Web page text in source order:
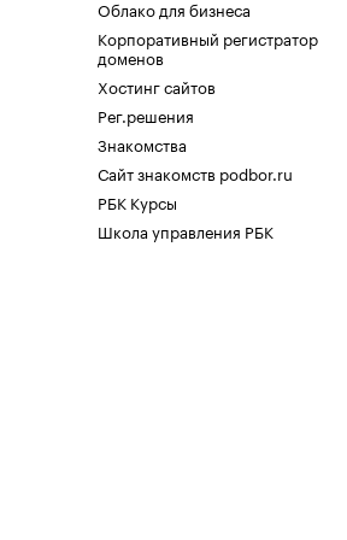
Облако для бизнеса
Корпоративный регистратор
доменов
Хостинг сайтов
Рег.решения
Знакомства
Сайт знакомств podbor.ru
РБК Курсы
Школа управления РБК